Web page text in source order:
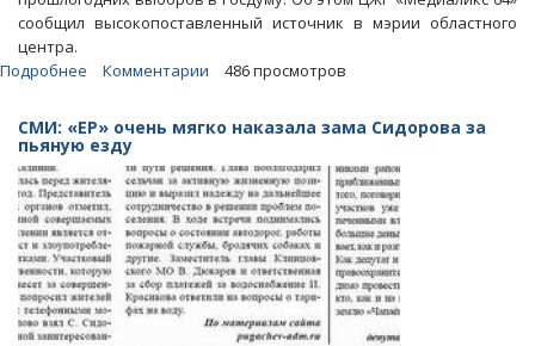
сообщил высокопоставленный источник в мэрии областного
центра.
Подробнее
выставила
на
торги
участок
с
«володинской»
детской
площадкой
Комментарии 486 просмотров
СМИ: «ЕР» очень мягко наказала зама Сидорова за
пьяную езду